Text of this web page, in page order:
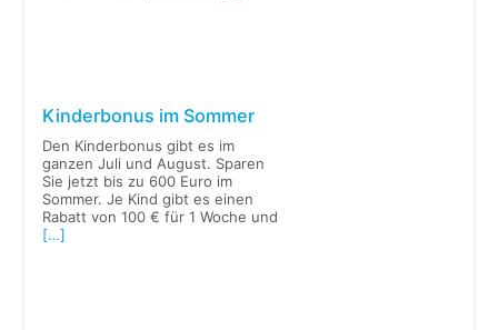
Kinderbonus im Sommer
Den Kinderbonus gibt es im
ganzen Juli und August. Sparen
Sie jetzt bis zu 600 Euro im
Sommer. Je Kind gibt es einen
Rabatt von 100 € für 1 Woche und
[…]